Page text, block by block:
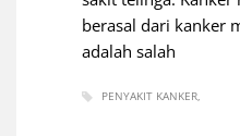
berasal dari kanker
adalah salah
PENYAKIT KANKER